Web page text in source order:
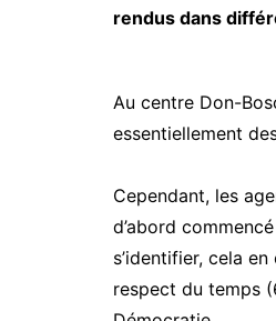
rendus dans
Au centre Don-
essentiellement
Cependant, les
d’abord
s’identifier, cela
respect du temps